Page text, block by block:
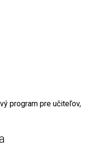
program pre učiteľov,